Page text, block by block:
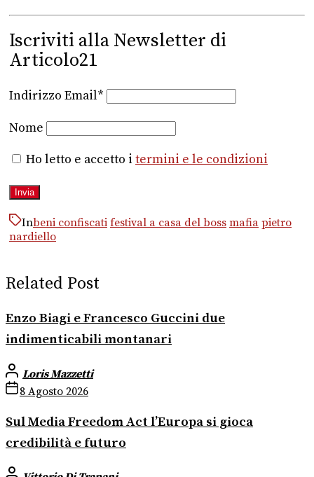
Iscriviti alla Newsletter di
Articolo21
Indirizzo Email*
Nome
Ho letto e accetto i termini e le condizioni
Inbeni confiscati festival a casa del boss mafia pietro
nardiello
Related Post
Enzo Biagi e Francesco Guccini due
indimenticabili montanari
Loris Mazzetti
8 Agosto 2026
Sul Media Freedom Act l’Europa si gioca
credibilità e futuro